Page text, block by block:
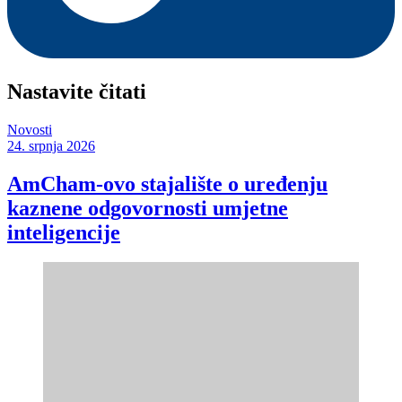
Nastavite čitati
Novosti
24. srpnja 2026
AmCham-ovo stajalište o uređenju
kaznene odgovornosti umjetne
inteligencije